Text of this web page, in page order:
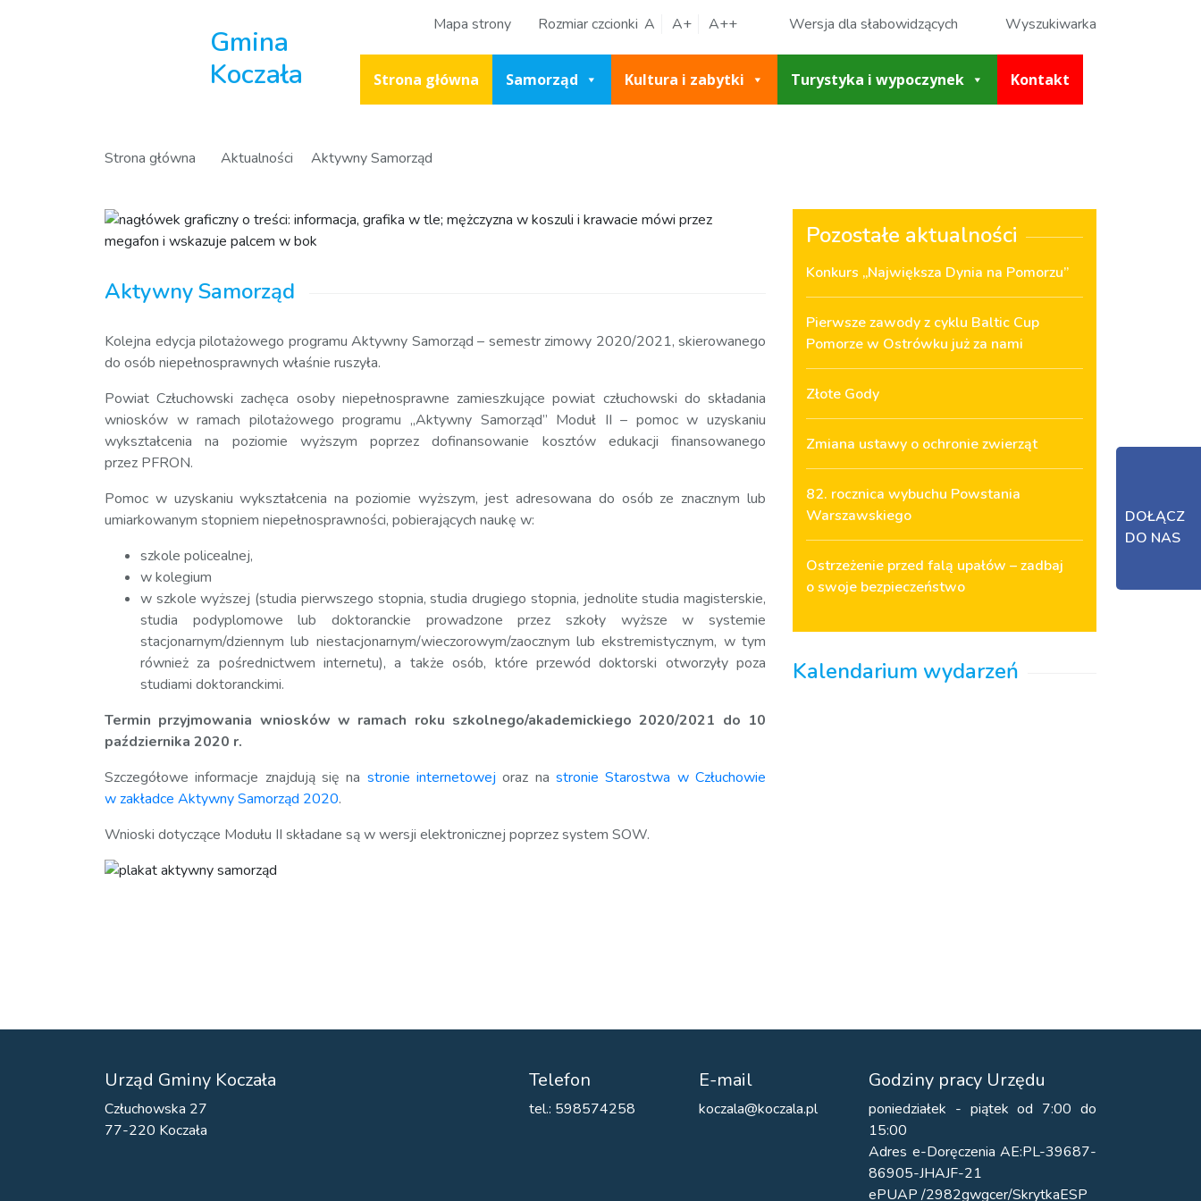
Gmina
Koczała
Mapa strony Rozmiar czcionki A A+ A++ Wersja dla słabowidzących Wyszukiwarka
Strona główna Samorząd Kultura i zabytki Turystyka i wypoczynek Kontakt
DOŁĄCZ
DO NAS
Strona główna Aktualności Aktywny Samorząd
Aktywny Samorząd
Kolejna edycja pilotażowego programu Aktywny Samorząd – semestr zimowy 2020/2021, skierowanego
do osób niepełnosprawnych właśnie ruszyła.
Powiat Człuchowski zachęca osoby niepełnosprawne zamieszkujące powiat człuchowski do składania
wniosków w ramach pilotażowego programu „Aktywny Samorząd” Moduł II – pomoc w uzyskaniu
wykształcenia na poziomie wyższym poprzez dofinansowanie kosztów edukacji finansowanego
przez PFRON.
Pomoc w uzyskaniu wykształcenia na poziomie wyższym, jest adresowana do osób ze znacznym lub
umiarkowanym stopniem niepełnosprawności, pobierających naukę w:
szkole policealnej,
w kolegium
w szkole wyższej (studia pierwszego stopnia, studia drugiego stopnia, jednolite studia magisterskie,
studia podyplomowe lub doktoranckie prowadzone przez szkoły wyższe w systemie
stacjonarnym/dziennym lub niestacjonarnym/wieczorowym/zaocznym lub ekstremistycznym, w tym
również za pośrednictwem internetu), a także osób, które przewód doktorski otworzyły poza
studiami doktoranckimi.
Termin przyjmowania wniosków w ramach roku szkolnego/akademickiego 2020/2021 do 10
października 2020 r.
Szczegółowe informacje znajdują się na stronie internetowej oraz nastronie Starostwa w Człuchowie
w zakładce Aktywny Samorząd 2020.
Wnioski dotyczące Modułu II składane są w wersji elektronicznej poprzez system SOW.
Pozostałe aktualności
Konkurs „Największa Dynia na Pomorzu”
Pierwsze zawody z cyklu Baltic Cup
Pomorze w Ostrówku już za nami
Złote Gody
Zmiana ustawy o ochronie zwierząt
82. rocznica wybuchu Powstania
Warszawskiego
Ostrzeżenie przed falą upałów – zadbaj
o swoje bezpieczeństwo
Kalendarium wydarzeń
Urząd Gminy Koczała
Człuchowska 27
77-220 Koczała
Telefon
tel.: 598574258
E-mail
koczala@koczala.pl
Godziny pracy Urzędu
poniedziałek - piątek od 7:00 do
15:00
Adres e-Doręczenia AE:PL-39687-
86905-JHAJF-21
ePUAP /2982gwgcer/SkrytkaESP